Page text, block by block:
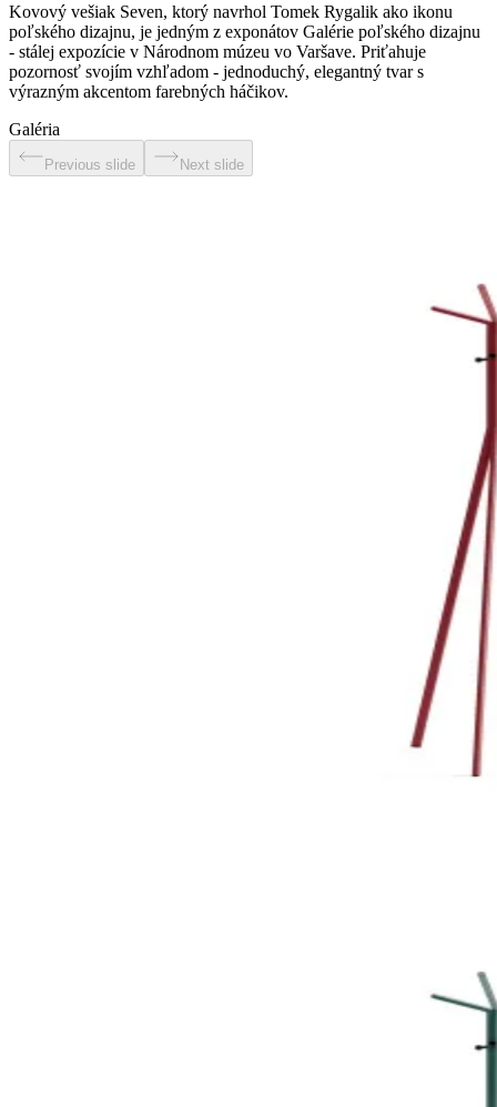
Kovový vešiak Seven, ktorý navrhol Tomek Rygalik ako ikonu
poľského dizajnu, je jedným z exponátov Galérie poľského dizajnu
- stálej expozície v Národnom múzeu vo Varšave. Priťahuje
pozornosť svojím vzhľadom - jednoduchý, elegantný tvar s
výrazným akcentom farebných háčikov.
Galéria
Previous slide Next slide